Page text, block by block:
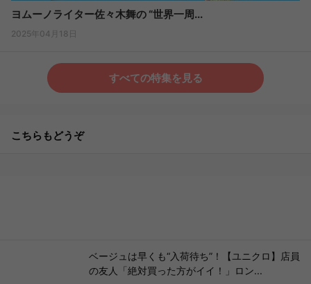
ヨムーノライター佐々木舞の “世界一周...
2025年04月18日
すべての特集を見る
こちらもどうぞ
ベージュは早くも“入荷待ち”！【ユニクロ】店員
の友人「絶対買った方がイイ！」ロン...